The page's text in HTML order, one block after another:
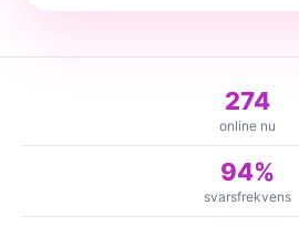
274
online nu
94%
svarsfrekvens